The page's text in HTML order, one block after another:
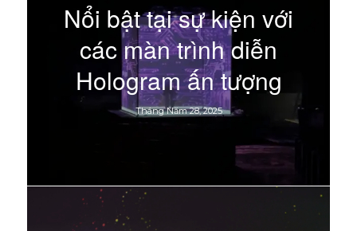
Nổi bật tại sự kiện với
các màn trình diễn
Hologram ấn tượng
Tháng Năm 28, 2025